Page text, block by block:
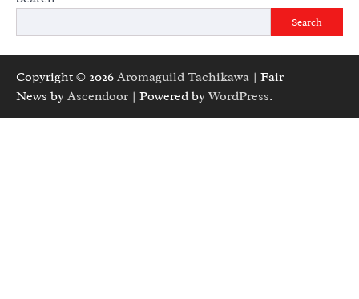
Search
Copyright © 2026 Aromaguild Tachikawa | Fair
News by Ascendoor | Powered byWordPress.